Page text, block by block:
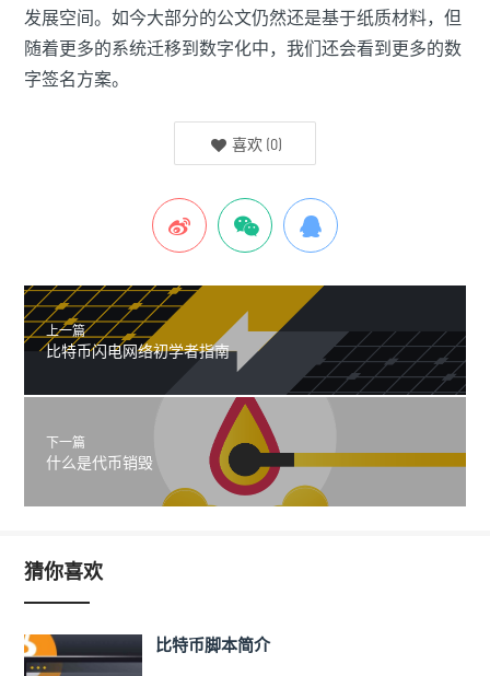
发展空间。如今大部分的公文仍然还是基于纸质材料，但
随着更多的系统迁移到数字化中，我们还会看到更多的数
字签名方案。
喜欢 (0)
上一篇
比特币闪电网络初学者指南
下一篇
什么是代币销毁
猜你喜欢
比特币脚本简介